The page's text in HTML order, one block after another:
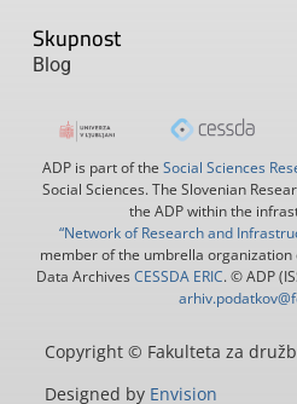
Skupnost
Blog
Copyright © Fakulteta za
Designed by Envision
ADP is part of the Social Sciences
Social Sciences. The Slovenian
the ADP within the
“Network of Research and
member of the umbrella organization
Data Archives CESSDA ERIC. © ADP